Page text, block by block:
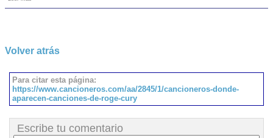
Volver atrás
Para citar esta página:
https://www.cancioneros.com/aa/2845/1/cancioneros-donde-
aparecen-canciones-de-roge-cury
Escribe tu comentario